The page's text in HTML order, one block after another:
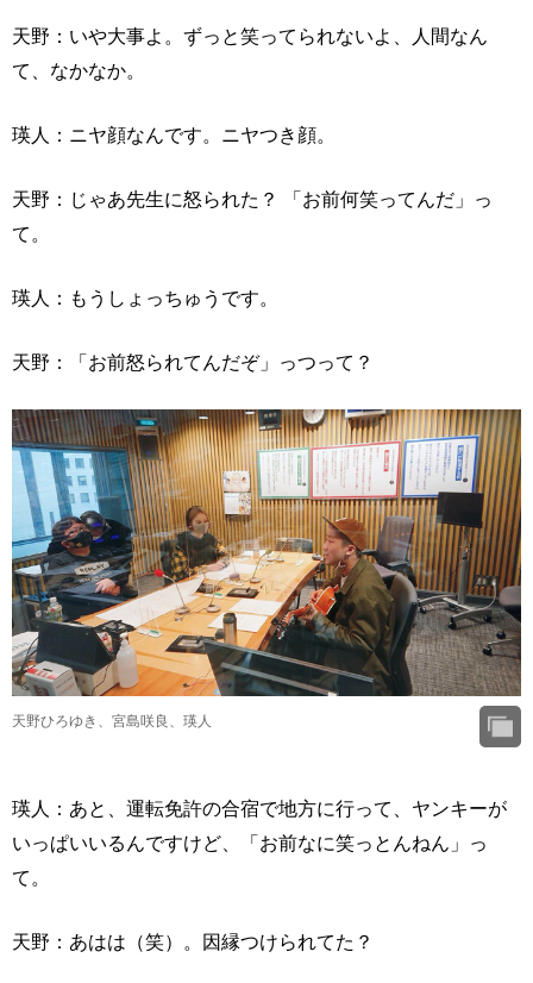
天野：いや大事よ。ずっと笑ってられないよ、人間なん
て、なかなか。
瑛人：ニヤ顔なんです。ニヤつき顔。
天野：じゃあ先生に怒られた？ 「お前何笑ってんだ」っ
て。
瑛人：もうしょっちゅうです。
天野：「お前怒られてんだぞ」っつって？
天野ひろゆき、宮島咲良、瑛人
瑛人：あと、運転免許の合宿で地方に行って、ヤンキーが
いっぱいいるんですけど、「お前なに笑っとんねん」っ
て。
天野：あはは（笑）。因縁つけられてた？